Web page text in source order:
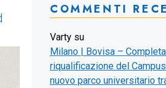
COMMENTI
Varty su
Milano | Bovisa –
riqualificazione del
nuovo parco universitario